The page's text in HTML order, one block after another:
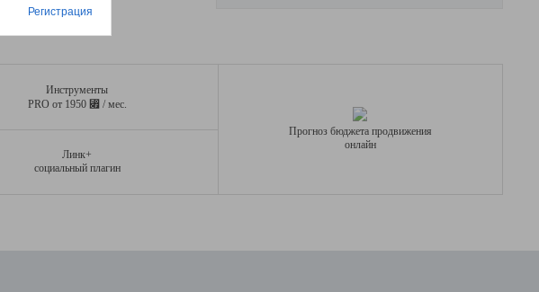
Инструменты
PRO от 1950 ⃏ / мес.
Линк+
социальный плагин
Прогноз бюджета продвижения
онлайн
Регистрация